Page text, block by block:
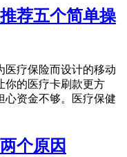
荐五个简单操
医疗保险而设计的移动
你的医疗卡刷款更方
心资金不够。医疗保健
个原因